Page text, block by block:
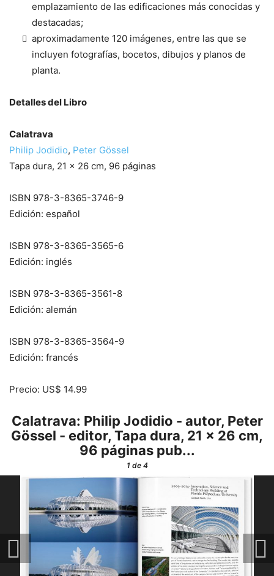
emplazamiento de las edificaciones más conocidas y
destacadas;
aproximadamente 120 imágenes, entre las que se
incluyen fotografías, bocetos, dibujos y planos de
planta.
Detalles del Libro
Calatrava
Philip Jodidio, Peter Gössel
Tapa dura, 21 x 26 cm, 96 páginas
ISBN 978-3-8365-3746-9
Edición: español
ISBN 978-3-8365-3565-6
Edición: inglés
ISBN 978-3-8365-3561-8
Edición: alemán
ISBN 978-3-8365-3564-9
Edición: francés
Precio: US$ 14.99
Calatrava: Philip Jodidio - autor, Peter
Gössel - editor, Tapa dura, 21 x 26 cm,
96 páginas pub...
1de 4